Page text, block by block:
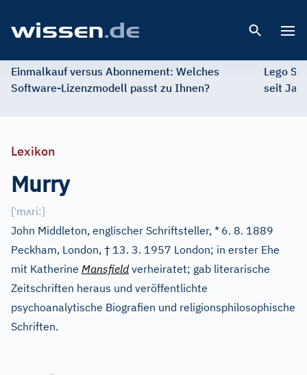
Einmalkauf versus Abonnement: Welches
Software-Lizenzmodell passt zu Ihnen?
Lego
seit
Lexikon
Murry
[ˈmʌri:]
John Middleton, englischer Schriftsteller, * 6. 8. 1889
Peckham, London, † 13. 3. 1957 London; in erster Ehe
mit Katherine Mansfieldverheiratet; gab literarische
Zeitschriften heraus und veröffentlichte
psychoanalytische Biografien und religionsphilosophische
Schriften.